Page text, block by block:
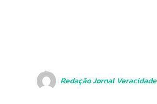
Redação Jornal Veracidade